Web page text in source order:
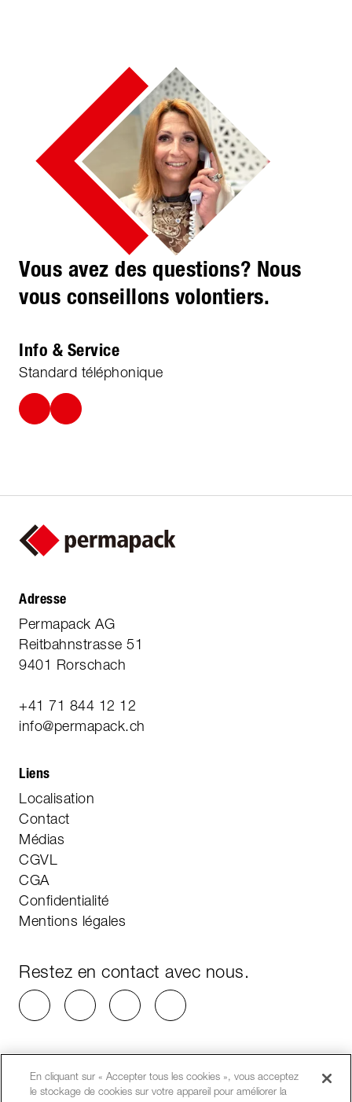
Vous avez des questions? Nous
vous conseillons volontiers.
Info & Service
Standard téléphonique
Adresse
Permapack AG
Reitbahnstrasse 51
9401 Rorschach
+41 71 844 12 12
info@permapack.ch
Liens
Localisation
Contact
Médias
CGVL
CGA
Confidentialité
Mentions légales
Restez en contact avec nous.
En cliquant sur « Accepter tous les cookies », vous acceptez
le stockage de cookies sur votre appareil pour améliorer la